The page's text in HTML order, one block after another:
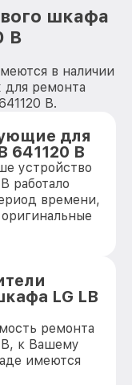
шкафа
B
в наличии
ремонта
B.
для
641120 B
устройство
работало
времени,
LG LB
ремонта
B, к Вашему
имеются